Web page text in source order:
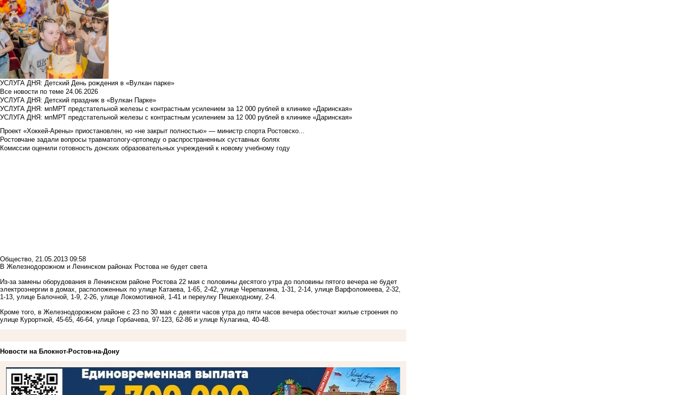
УСЛУГА ДНЯ: Детский День рождения в «Вулкан парке»
Все новости по теме 24.06.2026
УСЛУГА ДНЯ: Детский праздник в «Вулкан Парке»
УСЛУГА ДНЯ: мпМРТ предстательной железы с контрастным усилением за 12 000 рублей в клинике «Даринская»
УСЛУГА ДНЯ: мпМРТ предстательной железы с контрастным усилением за 12 000 рублей в клинике «Даринская»
Проект «Хоккей-Арены» приостановлен, но «не закрыт полностью» — министр спорта Ростовско...
Ростовчане задали вопросы травматологу-ортопеду о распространенных суставных болях
Комиссии оценили готовность донских образовательных учреждений к новому учебному году
Общество, 21.05.2013 09:58
В Железнодорожном и Ленинском районах Ростова не будет света
Из-за замены оборудования в Ленинском районе Ростова 22 мая с половины десятого утра до половины пятого вечера не будет
электроэнергии в домах, расположенных по улице Катаева, 1-65, 2-42, улице Черепахина, 1-31, 2-14, улице Варфоломеева, 2-32,
1-13, улице Балочной, 1-9, 2-26, улице Локомотивной, 1-41 и переулку Пешеходному, 2-4.
Кроме того, в Железнодорожном районе с 23 по 30 мая c девяти часов утра до пяти часов вечера обесточат жилые строения по
улице Курортной, 45-65, 46-64, улице Горбачева, 97-123, 62-86 и улице Кулагина, 40-48.
Новости на Блoкнoт-Ростов-на-Дону